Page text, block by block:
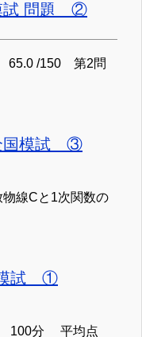
試 問題 ②
/150 第2問
国模試 ③
線Cと1次関数の
模試 ①
100分 平均点